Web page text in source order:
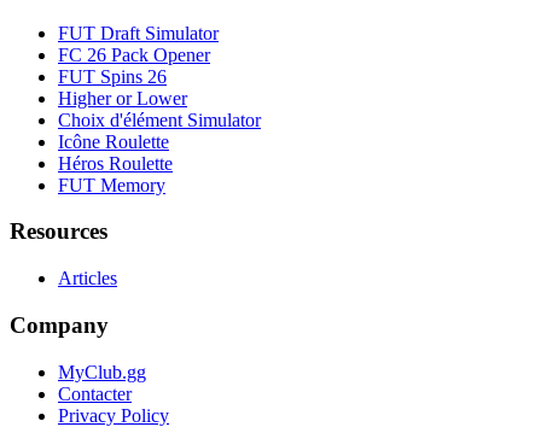
FUT Draft Simulator
FC 26 Pack Opener
FUT Spins 26
Higher or Lower
Choix d'élément Simulator
Icône Roulette
Héros Roulette
FUT Memory
Resources
Articles
Company
MyClub.gg
Contacter
Privacy Policy